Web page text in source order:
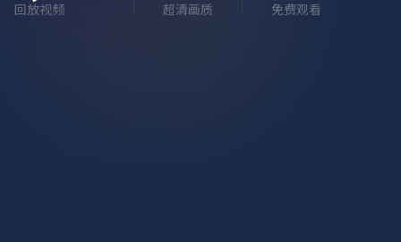
回放视频 超清画质 免费观看